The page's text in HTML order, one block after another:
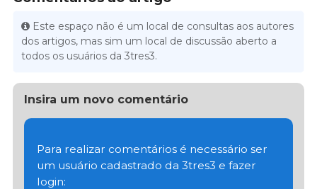
Este espaço não é um local de consultas aos autores
dos artigos, mas sim um local de discussão aberto a
todos os usuários da 3tres3.
Insira um novo comentário
Para realizar comentários é necessário ser
um usuário cadastrado da 3tres3 e fazer
login: